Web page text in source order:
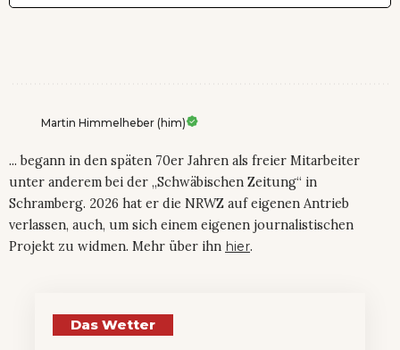
Martin Himmelheber (him)
... begann in den späten 70er Jahren als freier Mitarbeiter
unter anderem bei der „Schwäbischen Zeitung“ in
Schramberg. 2026 hat er die NRWZ auf eigenen Antrieb
verlassen, auch, um sich einem eigenen journalistischen
Projekt zu widmen. Mehr über ihn hier.
Das Wetter